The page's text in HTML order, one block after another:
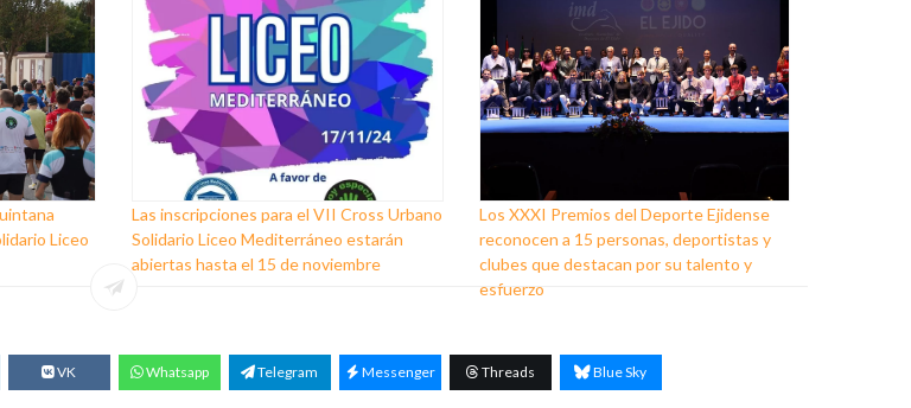
Liceo
Las inscripciones para el VII Cross Urbano
Solidario Liceo Mediterráneo estarán
abiertas hasta el 15 de noviembre
Los XXXI Premios del Deporte Ejidense
reconocen a 15 personas, deportistas y
clubes que destacan por su talento y
esfuerzo
VK Whatsapp Telegram Messenger Threads Blue Sky